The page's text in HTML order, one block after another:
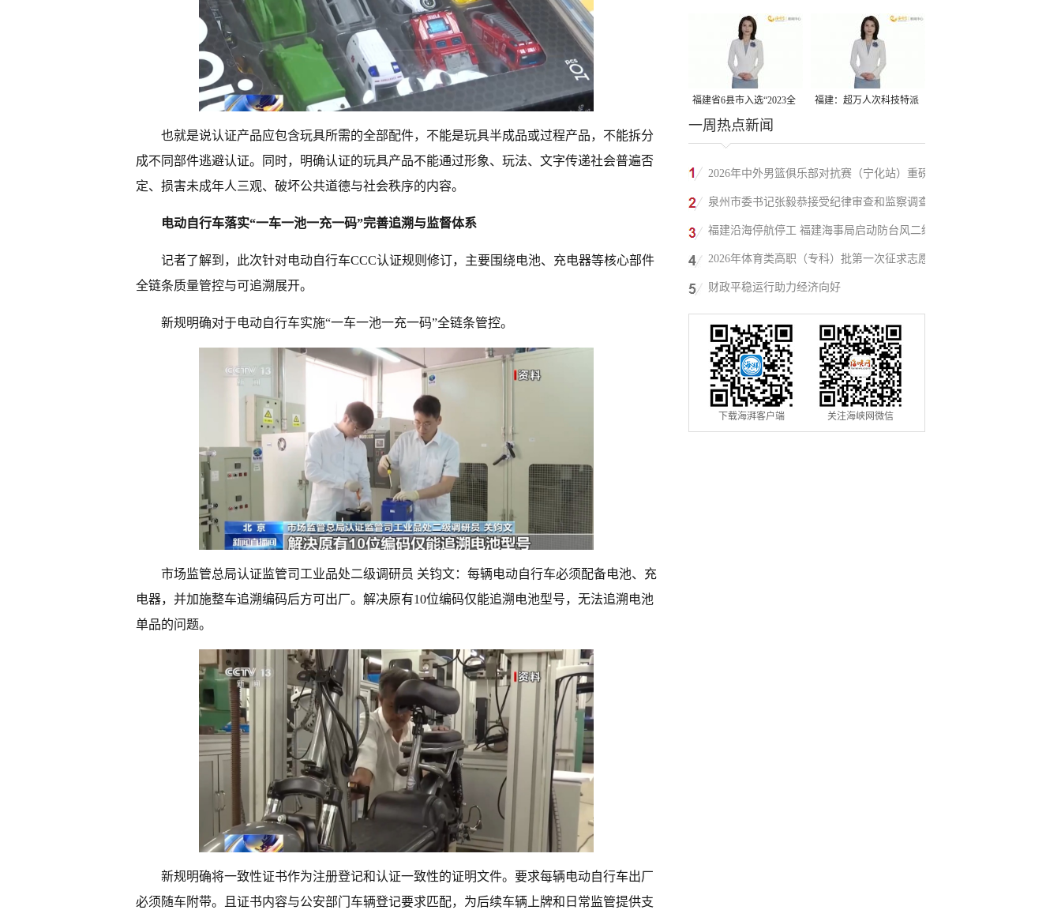
也就是说认证产品应包含玩具所需的全部配件，不能是玩具半成品或过程产品，不能拆分
成不同部件逃避认证。同时，明确认证的玩具产品不能通过形象、玩法、文字传递社会普遍否
定、损害未成年人三观、破坏公共道德与社会秩序的内容。
电动自行车落实“一车一池一充一码”完善追溯与监督体系
记者了解到，此次针对电动自行车CCC认证规则修订，主要围绕电池、充电器等核心部件
全链条质量管控与可追溯展开。
新规明确对于电动自行车实施“一车一池一充一码”全链条管控。
市场监管总局认证监管司工业品处二级调研员 关钧文：每辆电动自行车必须配备电池、充
电器，并加施整车追溯编码后方可出厂。解决原有10位编码仅能追溯电池型号，无法追溯电池
单品的问题。
新规明确将一致性证书作为注册登记和认证一致性的证明文件。要求每辆电动自行车出厂
必须随车附带。且证书内容与公安部门车辆登记要求匹配，为后续车辆上牌和日常监管提供支
吨丙烷脱氢项目建成中交 节有福电影巡展31日启动
福建省6县市入选“2023全
国县域发展潜力百强县”
福建：超万人次科技特派
一周热点新闻
2026年中外男篮俱乐部对抗赛（宁化站）重磅
来袭！抢票通道即将开启→
泉州市委书记张毅恭接受纪律审查和监察调查
福建沿海停航停工 福建海事局启动防台风二级
应急响应
2026年体育类高职（专科）批第一次征求志愿
填报
财政平稳运行助力经济向好
下载海湃客户端 关注海峡网微信